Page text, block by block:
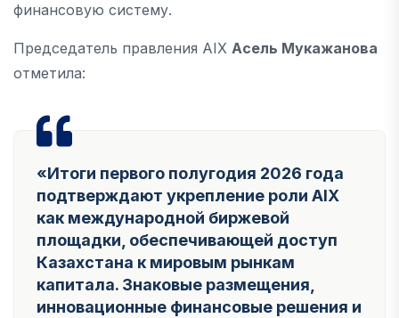
финансовую систему.
Председатель правления AIX Асель Мукажанова
отметила:
«Итоги первого полугодия 2026 года
подтверждают укрепление роли AIX
как международной биржевой
площадки, обеспечивающей доступ
Казахстана к мировым рынкам
капитала. Знаковые размещения,
инновационные финансовые решения и